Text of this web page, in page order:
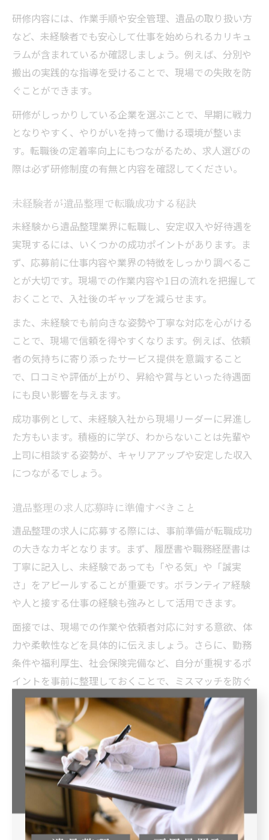
研修内容には、作業手順や安全管理、遺品の取り扱い方
など、未経験者でも安心して仕事を始められるカリキュ
ラムが含まれているか確認しましょう。例えば、分別や
搬出の実践的な指導を受けることで、現場での失敗を防
ぐことができます。
研修がしっかりしている企業を選ぶことで、早期に戦力
となりやすく、やりがいを持って働ける環境が整いま
す。転職後の定着率向上にもつながるため、求人選びの
際は必ず研修制度の有無と内容を確認してください。
未経験者が遺品整理で転職成功する秘訣
未経験から遺品整理業界に転職し、安定収入や好待遇を
実現するには、いくつかの成功ポイントがあります。ま
ず、応募前に仕事内容や業界の特徴をしっかり調べるこ
とが大切です。現場での作業内容や1日の流れを把握して
おくことで、入社後のギャップを減らせます。
また、未経験でも前向きな姿勢や丁寧な対応を心がける
ことで、現場で信頼を得やすくなります。例えば、依頼
者の気持ちに寄り添ったサービス提供を意識すること
で、口コミや評価が上がり、昇給や賞与といった待遇面
にも良い影響を与えます。
成功事例として、未経験入社から現場リーダーに昇進し
た方もいます。積極的に学び、わからないことは先輩や
上司に相談する姿勢が、キャリアアップや安定した収入
につながるでしょう。
遺品整理の求人応募時に準備すべきこと
遺品整理の求人に応募する際には、事前準備が転職成功
の大きなカギとなります。まず、履歴書や職務経歴書は
丁寧に記入し、未経験であっても「やる気」や「誠実
さ」をアピールすることが重要です。ボランティア経験
や人と接する仕事の経験も強みとして活用できます。
面接では、現場での作業や依頼者対応に対する意欲、体
力や柔軟性などを具体的に伝えましょう。さらに、勤務
条件や福利厚生、社会保険完備など、自分が重視するポ
イントを事前に整理しておくことで、ミスマッチを防ぐ
ことができます。
注意点として、応募前に企業の公式サイトや口コミ、評
判を確認し、職場環境や実績を調べておくと安心です。
質問事項をまとめておくことで、面接時に不安を解消し
やすくなります。
未経験から遺品整理の仕事を始める不安解消法
未経験から遺品整理の仕事を始める際、多くの方が「自